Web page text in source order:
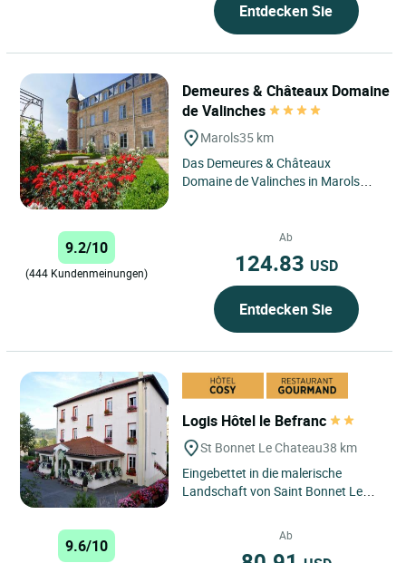
Entdecken Sie
Demeures & Châteaux Domaine
de Valinches
Marols35 km
Das Demeures & Châteaux
Domaine de Valinches in Marols
9.2/10
(444 Kundenmeinungen)
Ab
124.83 USD
Entdecken Sie
Logis Hôtel le Befranc
St Bonnet Le Chateau38 km
Eingebettet in die malerische
Landschaft von Saint Bonnet Le
Béfranc ein authentisches...
9.6/10
Ab